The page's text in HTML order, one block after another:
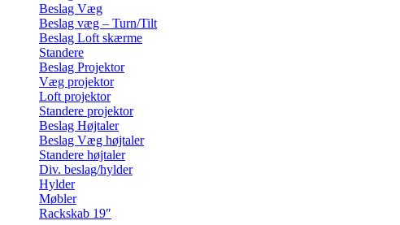
Beslag Væg
Beslag væg – Turn/Tilt
Beslag Loft skærme
Standere
Beslag Projektor
Væg projektor
Loft projektor
Standere projektor
Beslag Højtaler
Beslag Væg højtaler
Standere højtaler
Div. beslag/hylder
Hylder
Møbler
Rackskab 19″